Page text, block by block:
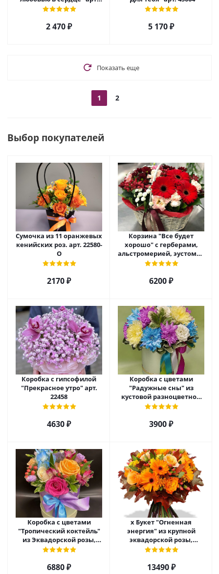
7056
2 470₽ 5 170₽
Показать еще
1 2
Выбор покупателей
Сумочка из 11 оранжевых
кенийских роз. арт. 22580-
О
2170 ₽
Корзина "Все будет
хорошо" с герберами,
альстромерией, эустомой
и хризантемой арт. 22461
6200 ₽
Коробка с гипсофилой
"Прекрасное утро" арт.
22458
4630 ₽
Коробка с цветами
"Радужные сны" из
кустовой разноцветной
хризантемы арт. 22457
3900 ₽
Коробка с цветами
"Тропический коктейль"
из Эквадорской розы,
эустомы, альстромерии
6880 ₽
х Букет "Огненная
энергия" из крупной
эквадорской розы,
гиперикума и гермини.
13490 ₽